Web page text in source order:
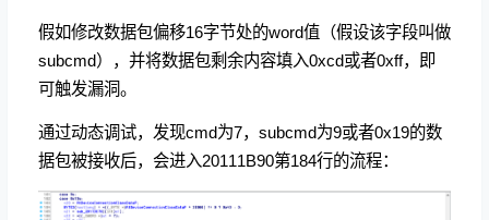
假如修改数据包偏移16字节处的word值（假设该字段叫做
subcmd），并将数据包剩余内容填入0xcd或者0xff，即
可触发漏洞。
通过动态调试，发现cmd为7，subcmd为9或者0x19的数
据包被接收后，会进入20111B90第184行的流程：